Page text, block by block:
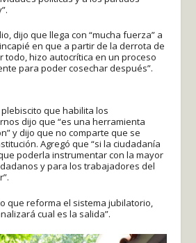
dijo que llega con “mucha fuerza” a
en que a partir de la derrota de
todo, hizo autocrítica en un proceso
para poder cosechar después”.
que habilita los
dijo que “es una herramienta
y dijo que no comparte que se
Agregó que “si la ciudadanía
poderla instrumentar con la mayor
y para los trabajadores del
que reforma el sistema jubilatorio,
cual es la salida”.